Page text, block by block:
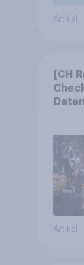
Artikel
[CH
Artikel